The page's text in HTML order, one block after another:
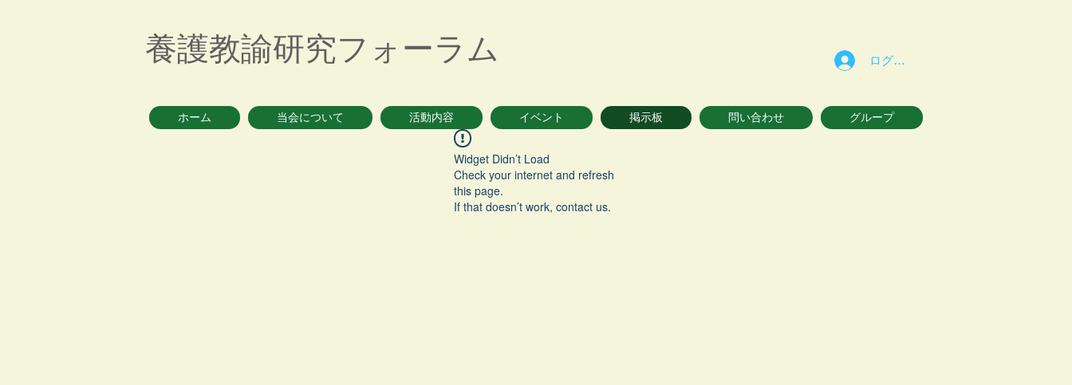
養護教諭研究フォーラム ログイン
ホーム 当会について 活動内容 イベント 掲示板 問い合わせ グループ
Widget Didn’t Load
Check your internet and refresh
this page.
If that doesn’t work, contact us.